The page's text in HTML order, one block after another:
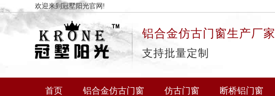
欢迎来到冠墅阳光官网!
铝合金仿古门窗生产厂家
支持批量定制
首页 铝合金仿古门窗 仿古门窗 断桥铝门窗